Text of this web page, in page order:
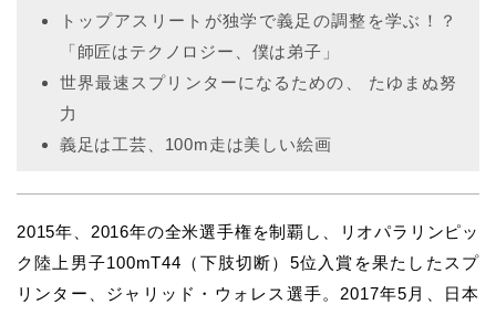
トップアスリートが独学で義足の調整を学ぶ！？
「師匠はテクノロジー、僕は弟子」
世界最速スプリンターになるための、 たゆまぬ努
力
義足は工芸、100m走は美しい絵画
2015年、2016年の全米選手権を制覇し、リオパラリンピッ
ク陸上男子100mT44（下肢切断）5位入賞を果たしたスプ
リンター、ジャリッド・ウォレス選手。2017年5月、日本